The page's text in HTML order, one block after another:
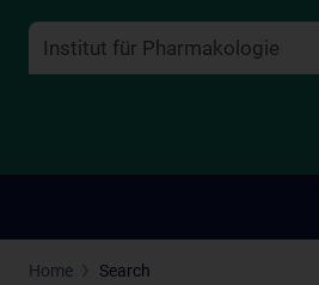
Home Search